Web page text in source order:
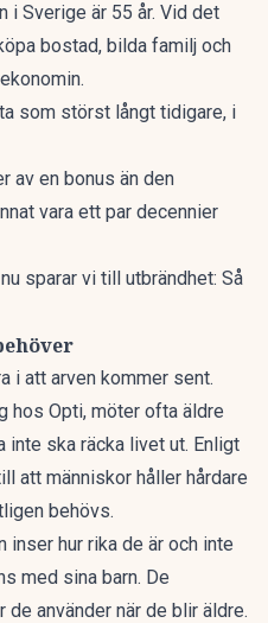
i Sverige är 55 år. Vid det
bostad, bilda familj och
som störst långt tidigare, i
av en bonus än den
vara ett par decennier
sparar vi till utbrändhet: Så
i att arven kommer sent.
hos Opti, möter ofta äldre
inte ska räcka livet ut. Enligt
att människor håller hårdare
behövs.
inser hur rika de är och inte
med sina barn. De
använder när de blir äldre.